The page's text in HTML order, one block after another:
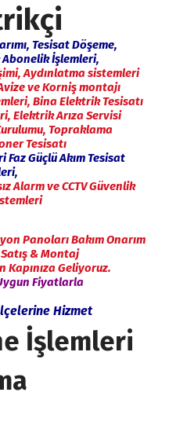
Tesisat Döşeme,
İşlemleri,
Aydınlatma sistemleri
ve Korniş montajı
Bina Elektrik Tesisatı
Elektrik Arıza Servisi
Topraklama
Tesisatı
Faz Güçlü Akım Tesisat
Alarm veCCTV Güvenlik
Panoları Bakım Onarım
& Montaj
Kapınıza Geliyoruz.
Fiyatlarla
Hizmet
İşlemleri